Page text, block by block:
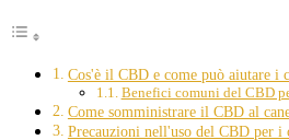
Cos'è il CBD e come può aiutare i
Benefici comuni del CBD
Come somministrare il CBD al
Precauzioni nell'uso del CBD per i